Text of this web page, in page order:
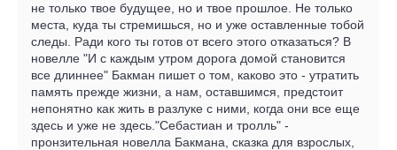
не только твое будущее, но и твое прошлое. Не только
места, куда ты стремишься, но и уже оставленные тобой
следы. Ради кого ты готов от всего этого отказаться? В
новелле "И с каждым утром дорога домой становится
все длиннее" Бакман пишет о том, каково это - утратить
память прежде жизни, а нам, оставшимся, предстоит
непонятно как жить в разлуке с ними, когда они все еще
здесь и уже не здесь."Себастиан и тролль" -
пронзительная новелла Бакмана, сказка для взрослых,